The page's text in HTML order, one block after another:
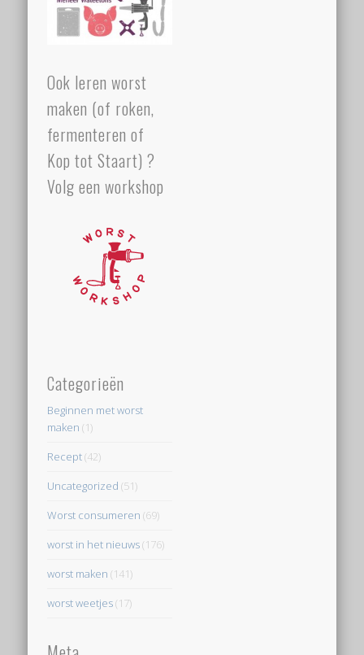
Ook leren worst
maken (of roken,
fermenteren of
Kop tot Staart) ?
Volg een workshop
Categorieën
Beginnen met worst
maken (1)
Recept(42)
Uncategorized (51)
Worst consumeren (69)
worst in het nieuws(176)
worst maken (141)
worst weetjes(17)